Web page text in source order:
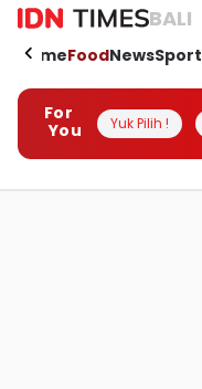
BALI
HomeFoodNewsSport
For
You
Yuk Pilih !